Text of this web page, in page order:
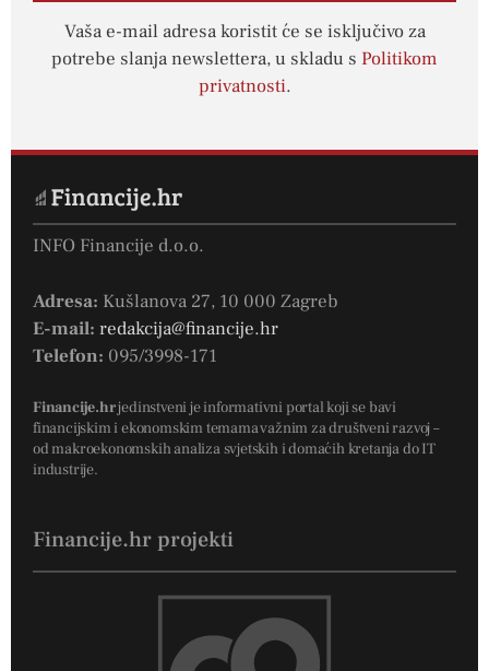
Vaša e-mail adresa koristit će se isključivo za
potrebe slanja newslettera, u skladu s Politikom
privatnosti.
INFO Financije d.o.o.
Adresa: Kušlanova 27, 10 000 Zagreb
E-mail: redakcija@financije.hr
Telefon: 095/3998-171
Financije.hrjedinstveni je informativni portal koji se bavi
financijskim i ekonomskim temama važnim za društveni razvoj –
od makroekonomskih analiza svjetskih i domaćih kretanja do IT
industrije.
Financije.hr projekti